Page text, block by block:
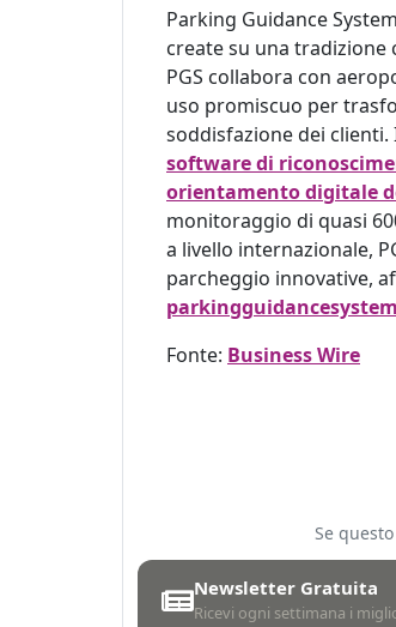
Parking Guidance
create su una tradizione
PGS collabora con
uso promiscuo per
soddisfazione dei
software di
orientamento digitale
monitoraggio di quasi
a livello internazionale,
parcheggio innovative,
Fonte: Business Wire
Se
Newsletter Gratuita
Ricevi ogni settimana i